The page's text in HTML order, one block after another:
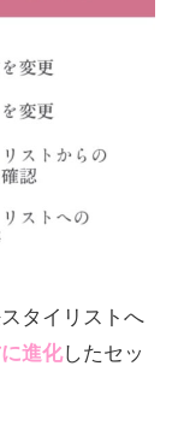
タイリストへ
進化したセッ